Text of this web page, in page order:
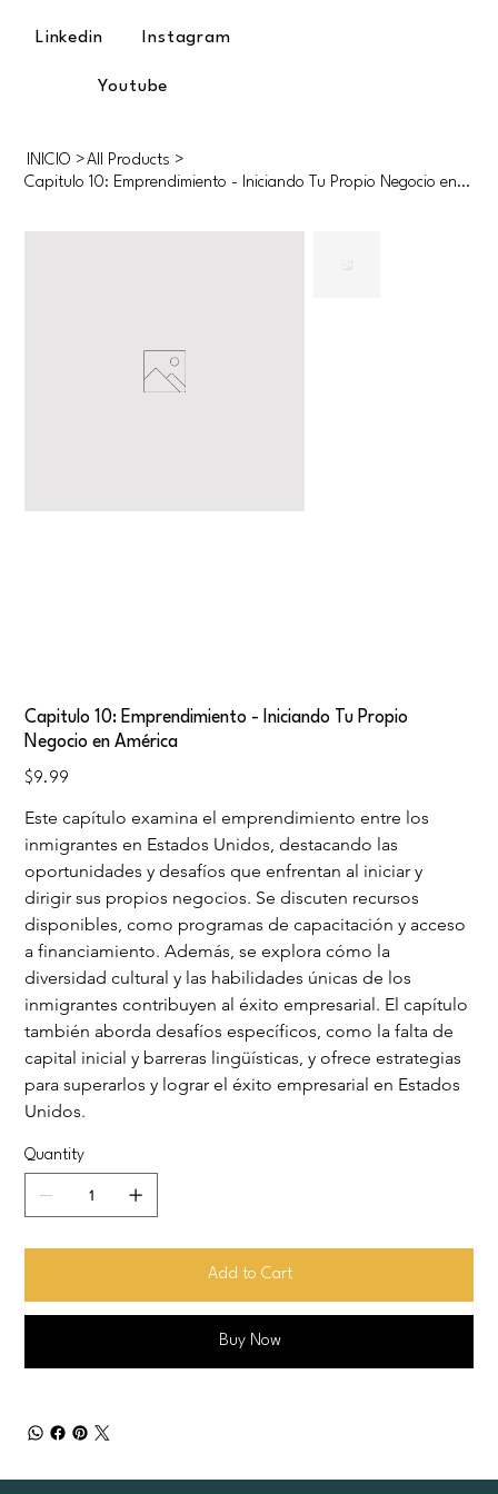
Linkedin Instagram
Youtube
INICIO >All Products >
Capitulo 10: Emprendimiento - Iniciando Tu Propio Negocio en América
Capitulo 10: Emprendimiento - Iniciando Tu Propio
Negocio en América
Price
$9.99
Este capítulo examina el emprendimiento entre los
inmigrantes en Estados Unidos, destacando las
oportunidades y desafíos que enfrentan al iniciar y
dirigir sus propios negocios. Se discuten recursos
disponibles, como programas de capacitación y acceso
a financiamiento. Además, se explora cómo la
diversidad cultural y las habilidades únicas de los
inmigrantes contribuyen al éxito empresarial. El capítulo
también aborda desafíos específicos, como la falta de
capital inicial y barreras lingüísticas, y ofrece estrategias
para superarlos y lograr el éxito empresarial en Estados
Unidos.
Quantity
Add to Cart
Buy Now